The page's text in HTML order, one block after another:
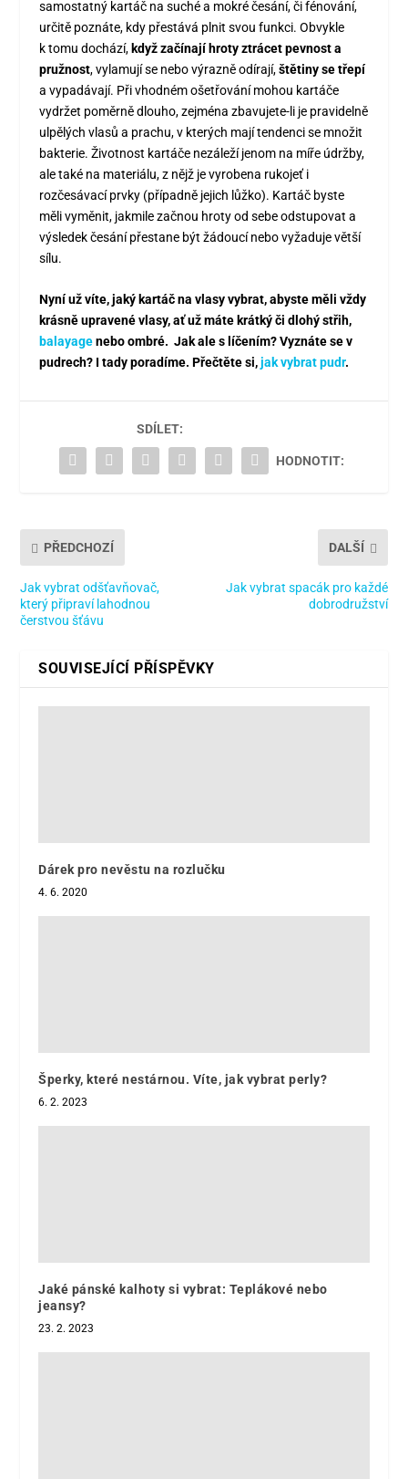
samostatný kartáč na suché a mokré česání, či fénování,
určitě poznáte, kdy přestává plnit svou funkci. Obvykle
k tomu dochází, když začínají hroty ztrácet pevnost a
pružnost, vylamují se nebo výrazně odírají,štětiny se třepí
a vypadávají. Při vhodném ošetřování mohou kartáče
vydržet poměrně dlouho, zejména zbavujete-li je pravidelně
ulpělých vlasů a prachu, v kterých mají tendenci se množit
bakterie. Životnost kartáče nezáleží jenom na míře údržby,
ale také na materiálu, z nějž je vyrobena rukojeť i
rozčesávací prvky (případně jejich lůžko). Kartáč byste
měli vyměnit, jakmile začnou hroty od sebe odstupovat a
výsledek česání přestane být žádoucí nebo vyžaduje větší
sílu.
Nyní už víte, jaký kartáč na vlasy vybrat, abyste měli vždy
krásně upravené vlasy, ať už máte krátký či dlohý střih,
balayagenebo ombré. Jak ale s líčením? Vyznáte se v
pudrech? I tady poradíme. Přečtěte si,jak vybrat pudr.
SDÍLET:
HODNOTIT:
PŘEDCHOZÍ
Jak vybrat odšťavňovač,
který připraví lahodnou
čerstvou šťávu
DALŠÍ
Jak vybrat spacák pro každé
dobrodružství
SOUVISEJÍCÍ PŘÍSPĚVKY
Dárek pro nevěstu na rozlučku
4. 6. 2020
Šperky, které nestárnou. Víte, jak vybrat perly?
6. 2. 2023
Jaké pánské kalhoty si vybrat: Teplákové nebo
jeansy?
23. 2. 2023